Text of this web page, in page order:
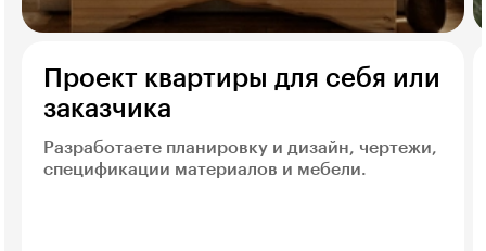
Проект квартиры для себя или
заказчика
Разработаете планировку и дизайн, чертежи,
спецификации материалов и мебели.